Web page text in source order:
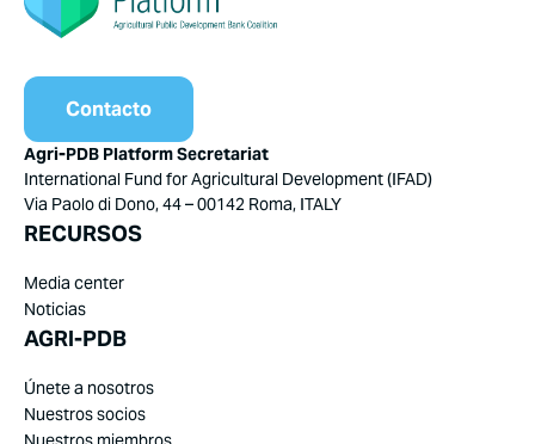
Contacto
Agri-PDB Platform Secretariat
International Fund for Agricultural Development (IFAD)
Via Paolo di Dono, 44 – 00142 Roma, ITALY
RECURSOS
Media center
Noticias
AGRI-PDB
Únete a nosotros
Nuestros socios